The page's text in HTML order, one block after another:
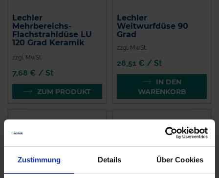
Zustimmung Details Über Cookies
Lechler
Mehrbereichs-
Flachstrahldüse LU
120 Grad Keramik
zzgl. MwSt.
7,68 € / St
ZUM PRODUKT
Lechler
Weitwurfdüse 90
Grad
zzgl. MwSt.
28,51 € / St
IN DEN
WARENKORB